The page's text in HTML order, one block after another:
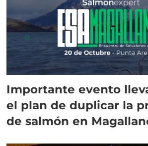
Importante evento
el plan de duplicar la
de salmón en